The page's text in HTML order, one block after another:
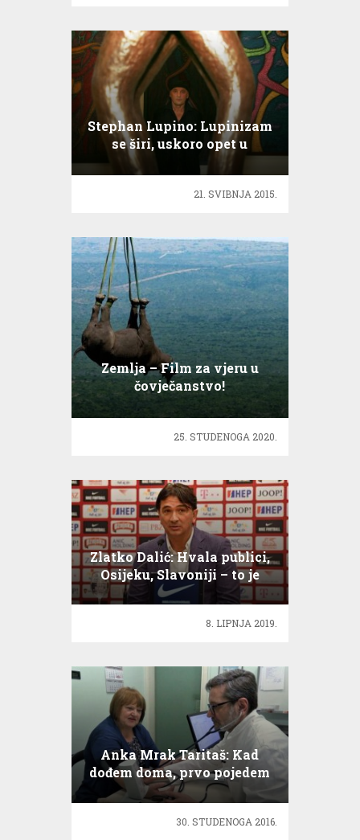
Stephan Lupino: Lupinizam
se širi, uskoro opet u
Ameriku
21. SVIBNJA 2015.
Zemlja – Film za vjeru u
čovječanstvo!
25. STUDENOGA 2020.
Zlatko Dalić: Hvala publici,
Osijeku, Slavoniji – to je
Hrvatska
8. LIPNJA 2019.
Anka Mrak Taritaš: Kad
dođem doma, prvo pojedem
vrata od frižidera, pa onda
frižider!
30. STUDENOGA 2016.